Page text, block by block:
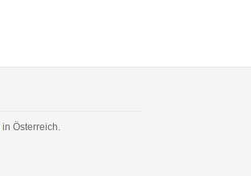
in Österreich.